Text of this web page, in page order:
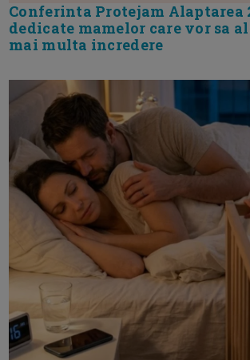
Conferinta Protejam Alaptarea
dedicate mamelor care vor sa
mai multa incredere